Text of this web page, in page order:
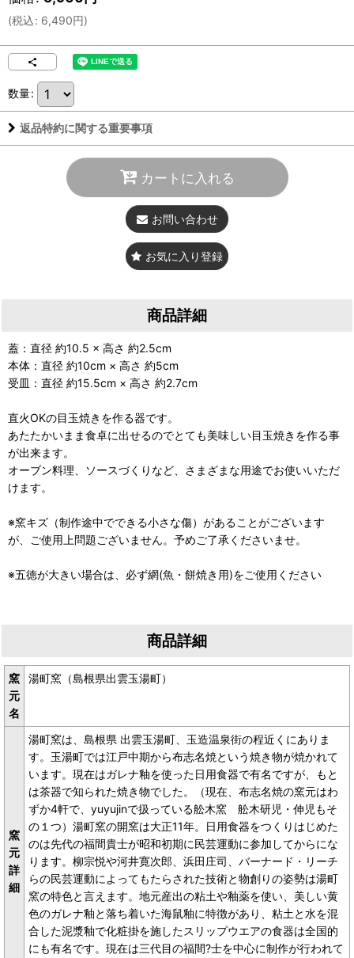
(税込: 6,490円)
数量:
返品特約に関する重要事項
カートに入れる
お問い合わせ
お気に入り登録
商品詳細
蓋：直径 約10.5 × 高さ 約2.5cm
本体：直径 約10cm × 高さ 約5cm
受皿：直径 約15.5cm × 高さ 約2.7cm
直火OKの目玉焼きを作る器です。
あたたかいまま食卓に出せるのでとても美味しい目玉焼きを作る事
が出来ます。
オーブン料理、ソースづくりなど、さまざまな用途でお使いいただ
けます。
※窯キズ（制作途中でできる小さな傷）があることがございます
が、ご使用上問題ございません。予めご了承くださいませ。
※五徳が大きい場合は、必ず網(魚・餅焼き用)をご使用ください
商品詳細
窯
元
名
湯町窯（島根県出雲玉湯町）
窯
元
詳
細
湯町窯は、島根県 出雲玉湯町、玉造温泉街の程近くにありま
す。玉湯町では江戸中期から布志名焼という焼き物が焼かれて
います。現在はガレナ釉を使った日用食器で有名ですが、もと
は茶器で知られた焼き物でした。（現在、布志名焼の窯元はわ
ずか4軒で、yuyujinで扱っている舩木窯 舩木研児・伸児もそ
の１つ）湯町窯の開窯は大正11年。日用食器をつくりはじめた
のは先代の福間貴士が昭和初期に民芸運動に参加してからにな
ります。柳宗悦や河井寛次郎、浜田庄司、バーナード・リーチ
らの民芸運動によってもたらされた技術と物創りの姿勢は湯町
窯の特色と言えます。地元産出の粘土や釉薬を使い、美しい黄
色のガレナ釉と落ち着いた海鼠釉に特徴があり、粘土と水を混
合した泥漿釉で化粧掛を施したスリップウエアの食器は全国的
にも有名です。現在は三代目の福間?士を中心に制作が行われて